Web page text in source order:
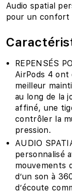
Audio spatial
pour un confort
REPENSÉS
AirPods 4 ont
meilleur
au long de la
affiné, une
contrôler la
pression.
AUDIO
personnalisé
mouvements
d’un son à
d’écoute